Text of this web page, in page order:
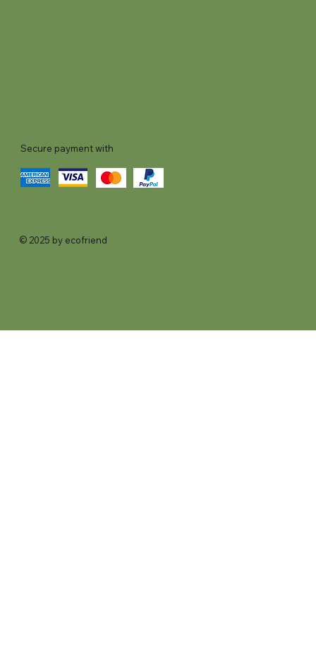
Secure payment with
© 2025 by ecofriend